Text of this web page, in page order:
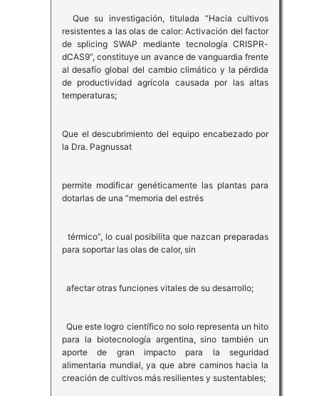
Que su investigación, titulada “Hacia cultivos
resistentes a las olas de calor: Activación del factor
de splicing SWAP mediante tecnología CRISPR-
dCAS9”, constituye un avance de vanguardia frente
al desafío global del cambio climático y la pérdida
de productividad agrícola causada por las altas
temperaturas;
Que el descubrimiento del equipo encabezado por
la Dra. Pagnussat
permite modificar genéticamente las plantas para
dotarlas de una “memoria del estrés
térmico”, lo cual posibilita que nazcan preparadas
para soportar las olas de calor, sin
afectar otras funciones vitales de su desarrollo;
Que este logro científico no solo representa un hito
para la biotecnología argentina, sino también un
aporte de gran impacto para la seguridad
alimentaria mundial, ya que abre caminos hacia la
creación de cultivos más resilientes y sustentables;